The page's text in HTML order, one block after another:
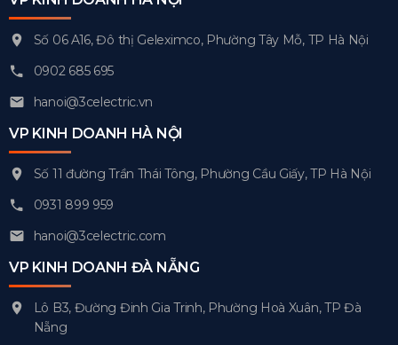
Số 06 A16, Đô thị Geleximco, Phường Tây Mỗ, TP Hà Nội
0902 685 695
hanoi@3celectric.vn
VP KINH DOANH HÀ NỘI
Số 11 đường Trần Thái Tông, Phường Cầu Giấy, TP Hà Nội
0931 899 959
hanoi@3celectric.com
VP KINH DOANH ĐÀ NẴNG
Lô B3, Đường Đinh Gia Trinh, Phường Hoà Xuân, TP Đà
Nẵng